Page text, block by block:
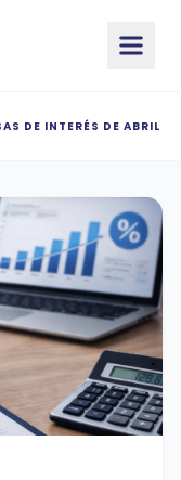
DE INTERÉS DE ABRIL